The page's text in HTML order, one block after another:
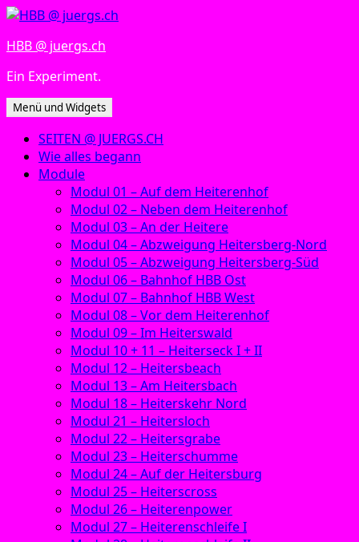
Zum
springen
HBB @ juergs.ch
Ein Experiment.
Menü und Widgets
SEITEN @ JUERGS.CH
Wie alles begann
Module
Modul 01 – Auf dem Heiterenhof
Modul 02 – Neben dem Heiterenhof
Modul 03 – An der Heitere
Modul 04 – Abzweigung Heitersberg-Nord
Modul 05 – Abzweigung Heitersberg-Süd
Modul 06 – Bahnhof HBB Ost
Modul 07 – Bahnhof HBB West
Modul 08 – Vor dem Heiterenhof
Modul 09 – Im Heiterswald
Modul 10 + 11 – Heiterseck I + II
Modul 12 – Heitersbeach
Modul 13 – Am Heitersbach
Modul 18 – Heiterskehr Nord
Modul 21 – Heitersloch
Modul 22 – Heitersgrabe
Modul 23 – Heiterschumme
Modul 24 – Auf der Heitersburg
Modul 25 – Heiterscross
Modul 26 – Heiterenpower
Modul 27 – Heiterenschleife I